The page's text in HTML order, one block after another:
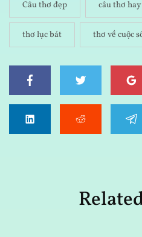
Câu thơ đẹp câu thơ hay
thơ lục bát thơ về cuộc